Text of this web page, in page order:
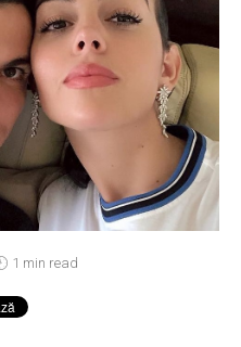
1 min read